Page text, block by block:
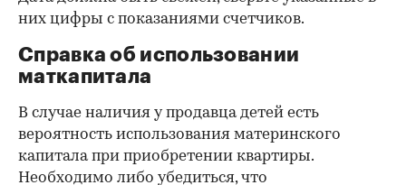
них цифры с показаниями счетчиков.
Справка об использовании
маткапитала
В случае наличия у продавца детей есть
вероятность использования материнского
капитала при приобретении квартиры.
Необходимо либо убедиться, что